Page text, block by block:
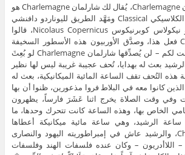
نرجع إلى نهضة شارلمان Charlemagne، يُقال لك شارلمان Charlemagne هو
الذي وصل بين التراث الكلاسيكي Classical ومَهَّد الطريق لليوناردو دافنشي
Leonardo da Vinci و نيكولاس كوبرنيكوس Nicolaus Copernicus، قالوا
شارلمان Charlemagne فعل هذا، وصدَّق الأوربيون هذه الأسطور السخيفة
الساذجة والتي – كما قلت لكم – لن يُصدِّقها شارلمان Charlemagne لو بُعِثَ
بعث له بهدايا، تُحف عجيبة غريبة ليس لها نظير
التُحف تقف الساعة المائية الميكانيكية، بعث له
كانوا معه في البلاط فروا مذعورين، ظنوا أن بها
وفي وقت الصلاة يخرج اثنا عَشَرَ فارساً، يظهرون
الخاص بها، وهذه الساعة كانت تتحرك وحدها، ما
ساعة الرشيد، وهي ساعة مائية ميكانيكة أعطاها
لشارلمان Charlemagne، والرشيد عاش في إمبراطوريته اليهود والنصارى
اللاأدريون – وكان عنده فلسفات الهند وفلسفات